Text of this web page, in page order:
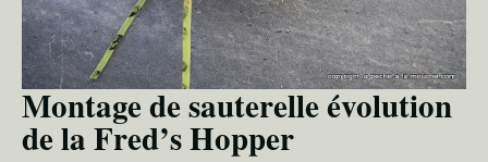
Montage de sauterelle évolution
de la Fred’s Hopper